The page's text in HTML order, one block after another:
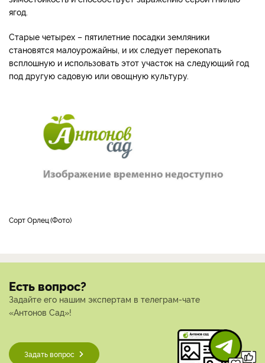
ягод.
Старые четырех – пятилетние посадки земляники
становятся малоурожайны, и их следует перекопать
всплошную и использовать этот участок на следующий год
под другую садовую или овощную культуру.
Сорт Орлец Фото
Есть вопрос?
Задайте его нашим экспертам в телеграм-чате
«Антонов Сад»!
Задать вопрос